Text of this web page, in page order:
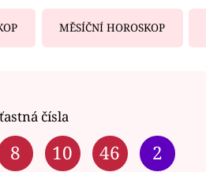
MĚSÍČNÍ HOROSKOP
čísla
8 10 46 2